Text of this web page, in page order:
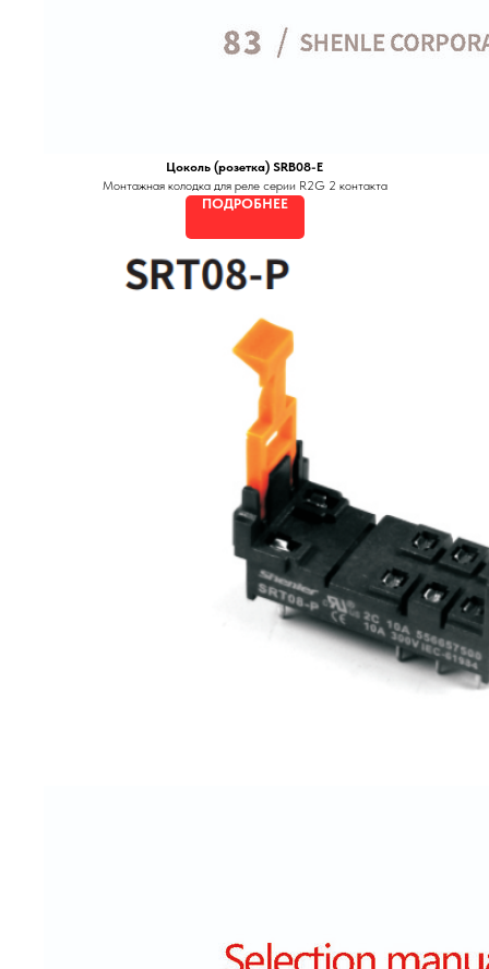
Цоколь (розетка) SRB08-E
Монтажная колодка для реле серии R2G 2 контакта
ПОДРОБНЕЕ